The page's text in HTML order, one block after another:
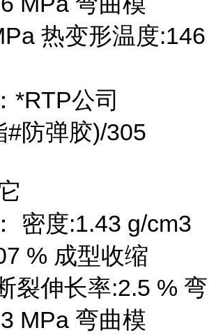
热变形温度:146
*RTP公司
#防弹胶)/305
密度:1.43 g/cm3
% 成型收缩
裂伸长率:2.5 % 弯
MPa 弯曲模